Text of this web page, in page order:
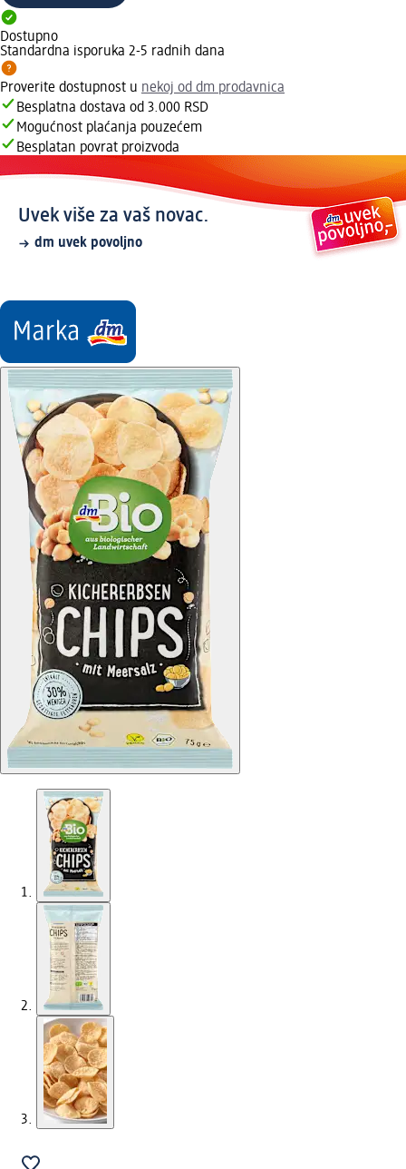
Dostupno
Standardna isporuka 2-5 radnih dana
Proverite dostupnost u nekoj od dm prodavnica
Besplatna dostava od 3.000 RSD
Mogućnost plaćanja pouzećem
Besplatan povrat proizvoda
Uvek više za vaš novac.
dm uvek povoljno